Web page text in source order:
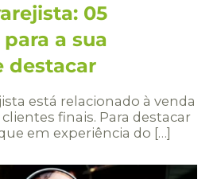
05
a sua
destacar
está relacionado à venda
finais. Para destacar
em experiência do […]